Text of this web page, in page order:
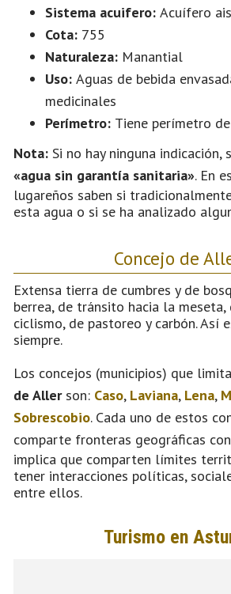
Sistema acuifero: Acuífero
Cota: 755
Naturaleza: Manantial
Uso: Aguas de bebida
medicinales
Perímetro: Tiene perímetro
Nota: Si no hay ninguna indicación,
«agua sin garantía sanitaria». En
lugareños saben si
esta agua o si se ha analizado
Concejo de
Extensa tierra de cumbres y de
berrea, de tránsito hacia la meseta,
ciclismo, de pastoreo y carbón. Así
siempre.
Los concejos (municipios) que
de Allerson: Caso, Laviana, Lena,
Sobrescobio. Cada uno de estos
comparte fronteras geográficas con
implica que comparten límites
tener interacciones políticas,
entre ellos.